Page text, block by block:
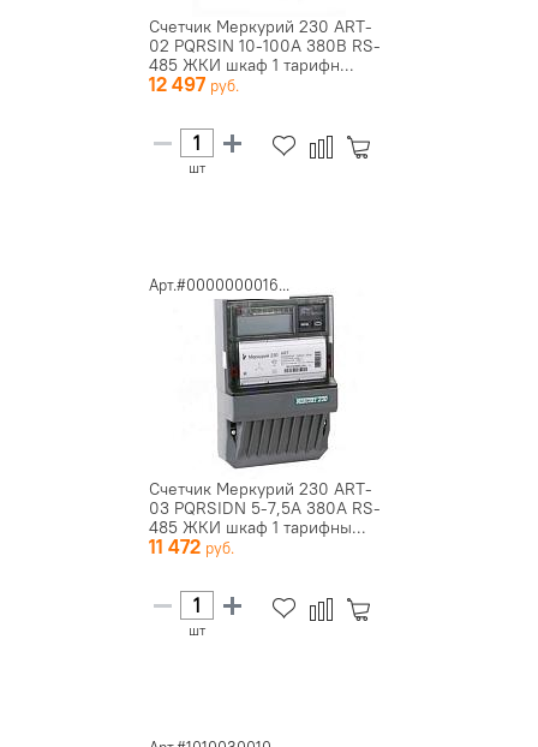
Счетчик Меркурий 230 ART-
02 PQRSIN 10-100А 380В RS-
485 ЖКИ шкаф 1 тарифн...
12 497
шт
Арт.#0000000016...
Счетчик Меркурий 230 ART-
03 PQRSIDN 5-7,5А 380А RS-
485 ЖКИ шкаф 1 тарифны...
11 472
шт